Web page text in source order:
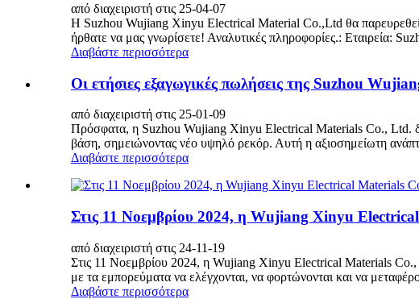
από διαχειριστή στις 25-04-07
Η Suzhou Wujiang Xinyu Electrical Material Co.,Ltd θα
ήρθατε να μας γνωρίσετε! Αναλυτικές πληροφορίες.:
Διαβάστε περισσότερα
Οι ετήσιες εξαγωγικές πωλήσεις της Suzhou
από διαχειριστή στις 25-01-09
Πρόσφατα, η Suzhou Wujiang Xinyu Electrical Materials Co., Ltd.
βάση, σημειώνοντας νέο υψηλό ρεκόρ. Αυτή η αξιοσημείωτη
Διαβάστε περισσότερα
Στις 11 Νοεμβρίου 2024, η Wujiang Xinyu
από διαχειριστή στις 24-11-19
Στις 11 Νοεμβρίου 2024, η Wujiang Xinyu Electrical Materials
με τα εμπορεύματα να ελέγχονται, να φορτώνονται και να
Διαβάστε περισσότερα